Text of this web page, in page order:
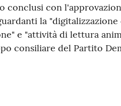
conclusi con
la "digitalizzazione
e "attività di lettura
consiliare del Partito